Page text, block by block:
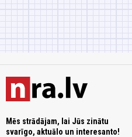
Mēs strādājam, lai Jūs zinātu
svarīgo, aktuālo un interesanto!